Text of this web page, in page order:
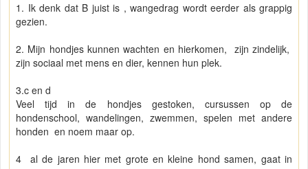
1. Ik denk dat B juist is , wangedrag wordt eerder als grappig
gezien.
2. Mijn hondjes kunnen wachten en hierkomen, zijn zindelijk,
zijn sociaal met mens en dier, kennen hun plek.
3.c en d
Veel tijd in de hondjes gestoken, cursussen op de
hondenschool, wandelingen, zwemmen, spelen met andere
honden en noem maar op.
4 al de jaren hier met grote en kleine hond samen, gaat in